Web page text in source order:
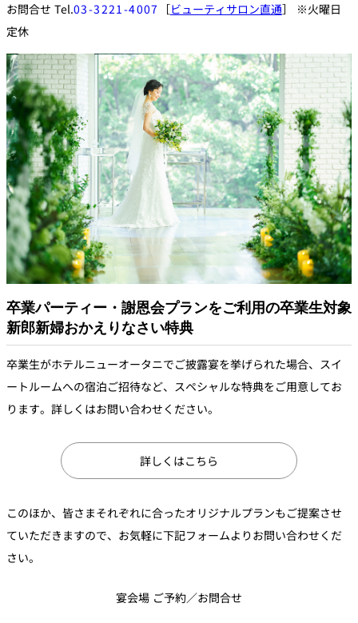
お問合せ Tel.03-3221-4007 ［ビューティサロン直通］ ※火曜日
定休
卒業パーティー・謝恩会プランをご利用の卒業生対象
新郎新婦おかえりなさい特典
卒業生がホテルニューオータニでご披露宴を挙げられた場合、スイ
ートルームへの宿泊ご招待など、スペシャルな特典をご用意してお
ります。詳しくはお問い合わせください。
詳しくはこちら
このほか、皆さまそれぞれに合ったオリジナルプランもご提案させ
ていただきますので、お気軽に下記フォームよりお問い合わせくだ
さい。
宴会場 ご予約／お問合せ